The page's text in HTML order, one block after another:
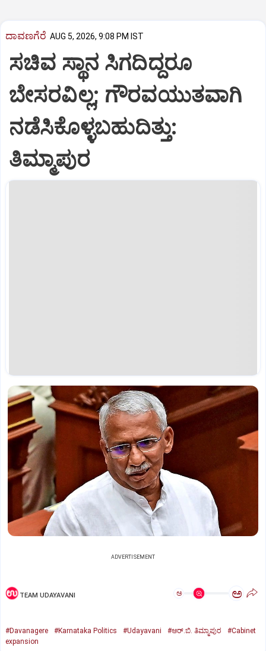
ದಾವಣಗೆರೆ AUG 5, 2026, 9:08 PM IST
ಸಚಿವ ಸ್ಥಾನ ಸಿಗದಿದ್ದರೂ
ಬೇಸರವಿಲ್ಲ; ಗೌರವಯುತವಾಗಿ
ನಡೆಸಿಕೊಳ್ಳಬಹುದಿತ್ತು:
ತಿಮ್ಮಾಪುರ
ADVERTISEMENT
TEAM UDAYAVANI ಅ ಅ
#Davanagere #Karnataka Politics #Udayavani #ಆರ್.ಬಿ. ತಿಮ್ಮಾಪುರ
#Cabinet
expansion